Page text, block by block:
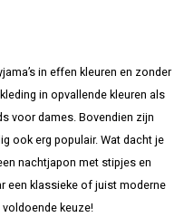
in effen kleuren en zonder
in opvallende kleuren als
voor dames. Bovendien zijn
ook erg populair. Wat dacht je
nachtjapon met stipjes en
een klassieke of juist moderne
voldoende keuze!